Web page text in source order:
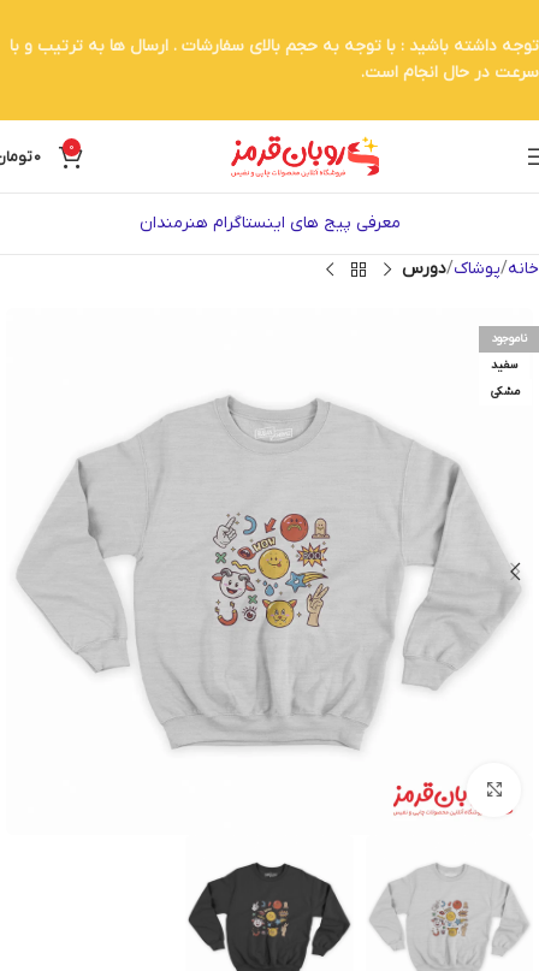
0
0
معرفی پیج های اینستاگرام هنرمندان
خانه پوشاک دورس
ناموجود
سفید
مشکی
بزرگنمایی تصویر
توجه داشته باشید : با توجه به حجم بالای سفارشات . ارسال ها به ترتیب و با
سرعت در حال انجام است.